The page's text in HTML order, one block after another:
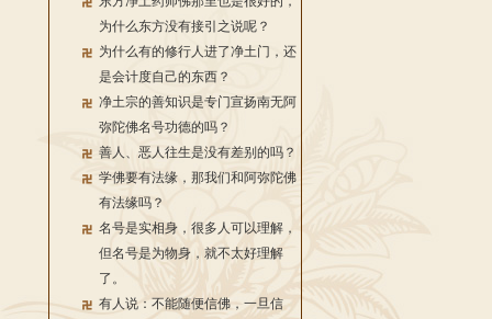
为什么东方没有接引之说呢？
为什么有的修行人进了净土门，还
是会计度自己的东西？
净土宗的善知识是专门宣扬南无阿
弥陀佛名号功德的吗？
善人、恶人往生是没有差别的吗？
学佛要有法缘，那我们和阿弥陀佛
有法缘吗？
名号是实相身，很多人可以理解，
但名号是为物身，就不太好理解
了。
有人说：不能随便信佛，一旦信